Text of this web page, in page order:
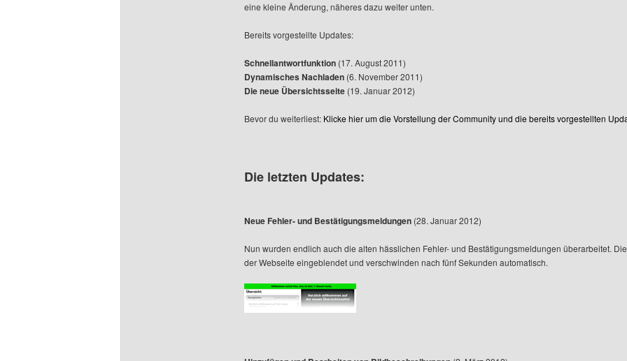
eine kleine Änderung, näheres dazu weiter unten.
Bereits vorgestellte Updates:
Schnellantwortfunktion (17. August 2011)
Dynamisches Nachladen (6. November 2011)
Die neue Übersichtsseite (19. Januar 2012)
Bevor du weiterliest: Klicke hier um die Vorstellung der Community und die bereits vorgestellten
Die letzten Updates:
Neue Fehler- und Bestätigungsmeldungen (28. Januar 2012)
Nun wurden endlich auch die alten hässlichen Fehler- und Bestätigungsmeldungen überarbeitet.
der Webseite eingeblendet und verschwinden nach fünf Sekunden automatisch.